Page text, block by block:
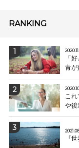
RANKING
「
青が
こ
や後
『